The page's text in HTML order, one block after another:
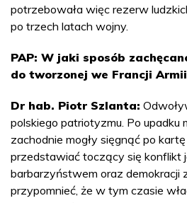
potrzebowała więc rezerw
po trzech latach wojny.
PAP: W jaki sposób
do tworzonej we Francji
Dr hab. Piotr Szlanta:
polskiego patriotyzmu. Po upadku
zachodnie mogły sięgnąć po
przedstawiać toczący się konflikt
barbarzyństwem oraz demokracji
przypomnieć, że w tym czasie